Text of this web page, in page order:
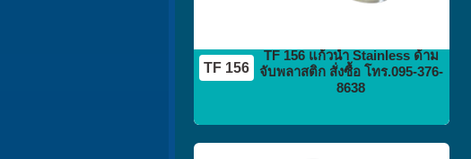
TF 156
TF 156 แก้วน้ำ Stainless ด้าม
จับพลาสติก สั่งซื้อ โทร.095-376-
8638